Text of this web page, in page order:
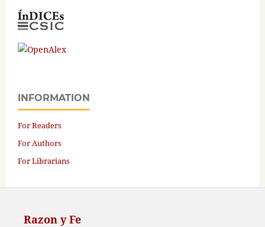
INFORMATION
For Readers
For Authors
For Librarians
Razon y Fe